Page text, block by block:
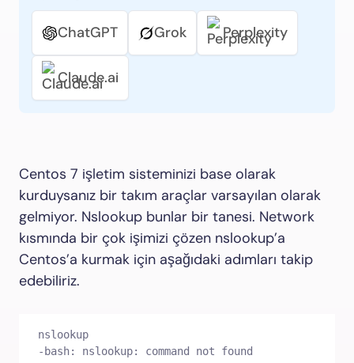
ChatGPT Grok Perplexity
Claude.ai
Centos 7 işletim sisteminizi base olarak
kurduysanız bir takım araçlar varsayılan olarak
gelmiyor. Nslookup bunlar bir tanesi. Network
kısmında bir çok işimizi çözen nslookup’a
Centos’a kurmak için aşağıdaki adımları takip
edebiliriz.
nslookup
-bash: nslookup: command not found